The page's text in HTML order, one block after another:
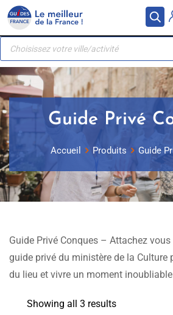
Panneau de gestion des cookies
Skip
content
Recherche
produits
Guide Privé
Accueil Produits Guide
Guide Privé Conques – Attachez vous
guide privé du ministère de la Culture
du lieu et vivre un moment inoubliable
Showing all 3 results